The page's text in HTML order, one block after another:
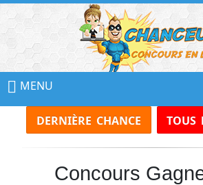
MENU
DERNIÈRE CHANCE TOUS
Concours
📢
Ne
Manquez
Aucun
Concours!
Inscrivez-